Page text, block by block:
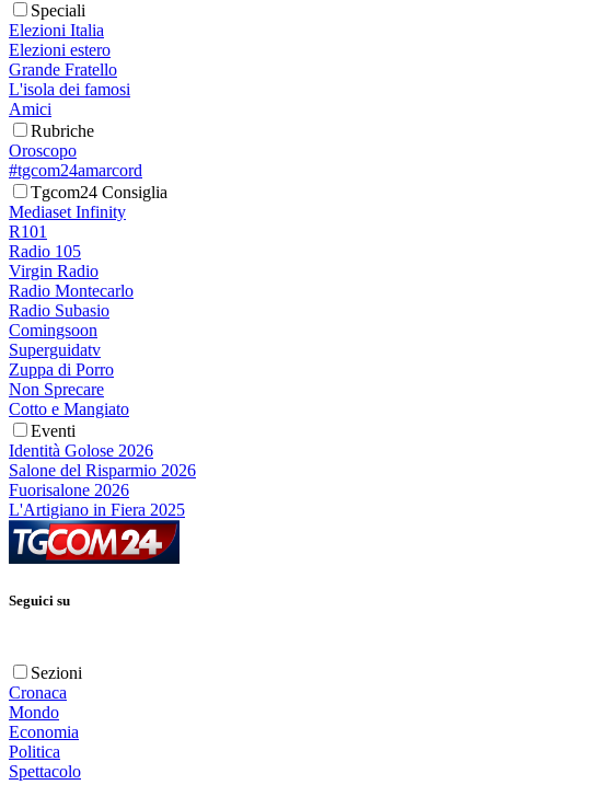
Speciali
Elezioni Italia
Elezioni estero
Grande Fratello
L'isola dei famosi
Amici
Rubriche
Oroscopo
#tgcom24amarcord
Tgcom24 Consiglia
Mediaset Infinity
R101
Radio 105
Virgin Radio
Radio Montecarlo
Radio Subasio
Comingsoon
Superguidatv
Zuppa di Porro
Non Sprecare
Cotto e Mangiato
Eventi
Identità Golose 2026
Salone del Risparmio 2026
Fuorisalone 2026
L'Artigiano in Fiera 2025
Seguici su
Sezioni
Cronaca
Mondo
Economia
Politica
Spettacolo